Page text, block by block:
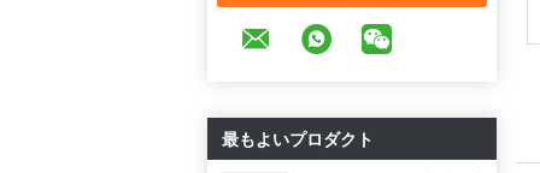
最もよいプロダクト